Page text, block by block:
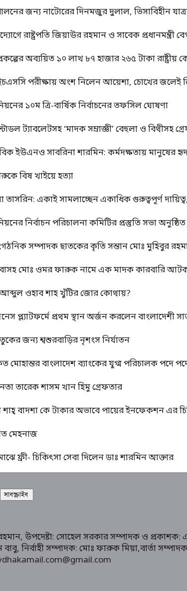
জন্য নাটোরের দিনমজুর দুলাল, ভিসাবিহীন
রাষ্ট্রপতি জিয়াউর রহমান ও সাবেক প্রধানমন্ত্রী
অব্যয়িত ১০ লাখ ৮৭ হাজার ২৬৫ টাকা
পরীক্ষায় অংশ নিলেন আয়েশা, চোখের জলেই
১০ম ত্রি-বার্ষিক নির্বাচনের তফসিল ঘোষণা
ট্যাবলেটসহ ‘মাদক সম্রাজ্ঞী’ বেহুলা ও বিথীসহ
ইউএনও সাবরিনা শারমিন: কর্মদক্ষতায় মানুষের
বিষ খাইয়ে হত্যা
একাই সামলাচ্ছেন একাধিক গুরুত্বপূর্ণ
নির্বাচন পরিচালনা কমিটির প্রস্তুতি সভা অনুষ্ঠিত
সম্পাদক ছাতকের কৃতি সন্তান মোঃ মুহিবুর
মোঃ ওমর ফারুক নামে এক মাদক কারবারি
আব্দুল ওহাব শাহ খুঁটির জোর কোথায়?
প্ল্যাটফর্মে প্রথম স্থান অর্জন করলেন বাংলাদেশী
জন্য শ্বশুরবাড়ির নৃশংস নির্যাতন
মোহান্তর বাংলাদেশ ব্যাংকের যুগ্ম পরিচালক পদে
তারেক শাসম খান হিমু গ্রেফতার
বাদশা কে টাকার অভাবে পায়ের ইনফেকশন এর
মেহনাজ
ফ্রী- চিকিৎসা সেবা দিলেন ডাঃ শারমিন আক্তার
রহমান, উপদেষ্টা: সোহেল সরকার সম্পাদক ও
বাবু, নির্বাহী সম্পাদক: মোঃ ফারুক মিয়া,বার্তা